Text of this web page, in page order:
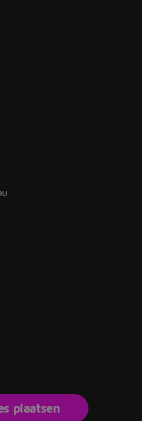
plaatsen